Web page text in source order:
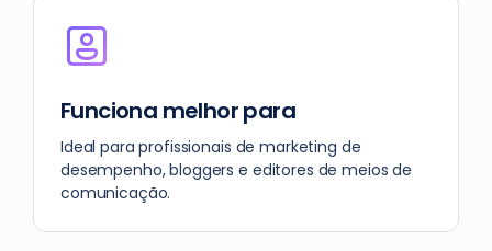
Funciona melhor para
Ideal para profissionais de marketing de
desempenho, bloggers e editores de meios de
comunicação.